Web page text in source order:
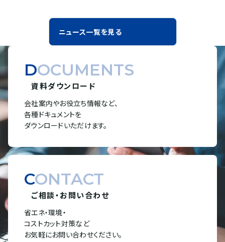
ニュース一覧を見る
DOCUMENTS
資料ダウンロード
会社案内やお役立ち情報など、
各種ドキュメントを
ダウンロードいただけます。
CONTACT
ご相談・お問い合わせ
省エネ・環境・
コストカット対策など
お気軽にお問い合わせください。